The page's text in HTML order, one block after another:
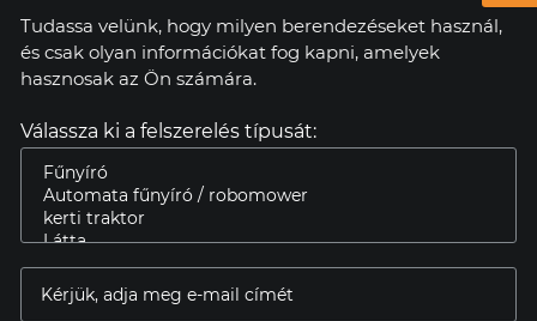
Tudassa velünk, hogy milyen berendezéseket használ,
és csak olyan információkat fog kapni, amelyek
hasznosak az Ön számára.
Válassza ki a felszerelés típusát: